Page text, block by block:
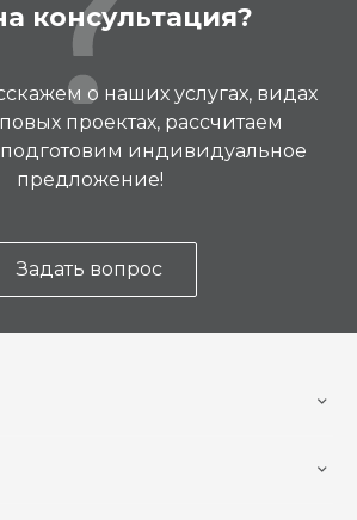
консультация?
о наших услугах, видах
проектах, рассчитаем
индивидуальное
предложение!
Задать вопрос